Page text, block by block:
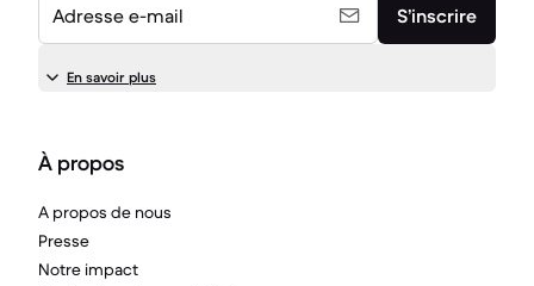
Adresse e-mail S’inscrire
En savoir plus
À propos
A propos de nous
Presse
Notre impact